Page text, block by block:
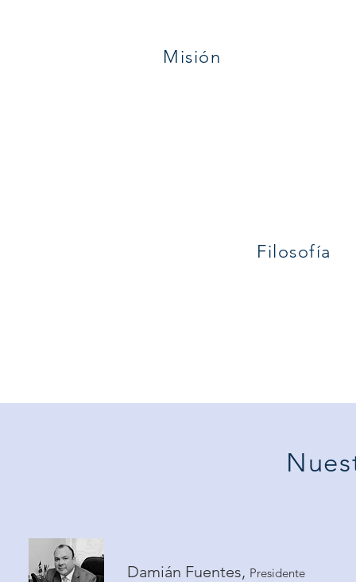
Misión
Filosofía
Damián Fuentes, Presidente